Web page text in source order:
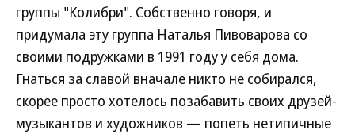
группы "Колибри". Собственно говоря, и
придумала эту группа Наталья Пивоварова со
своими подружками в 1991 году у себя дома.
Гнаться за славой вначале никто не собирался,
скорее просто хотелось позабавить своих друзей-
музыкантов и художников — попеть нетипичные